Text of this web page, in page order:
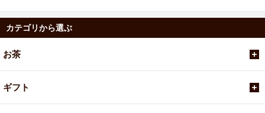
カテゴリから選ぶ
お茶
ギフト